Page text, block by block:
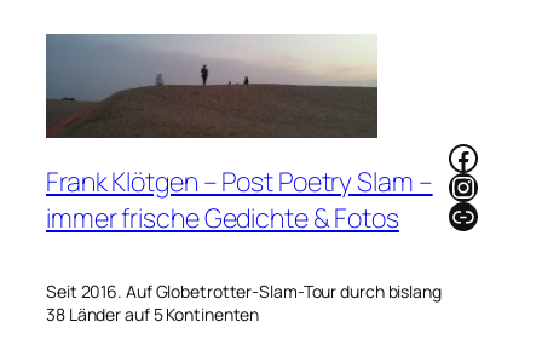
Frank Klötgen – Post Poetry Slam –
immer frische Gedichte & Fotos
Seit 2016. Auf Globetrotter-Slam-Tour durch bislang
38 Länder auf 5 Kontinenten
Link